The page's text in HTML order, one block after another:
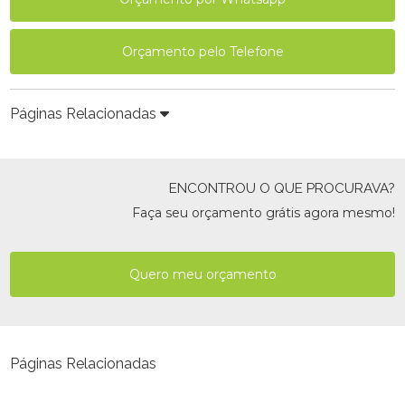
Orçamento pelo Telefone
Páginas Relacionadas
ENCONTROU O QUE PROCURAVA?
Faça seu orçamento grátis agora mesmo!
Quero meu orçamento
Páginas Relacionadas